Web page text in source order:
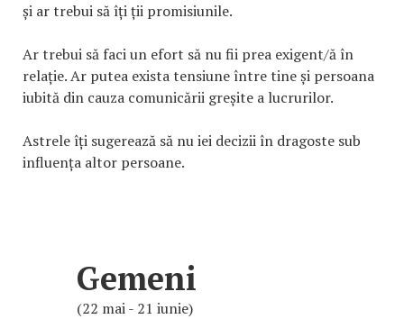
și ar trebui să îți ții promisiunile.
Ar trebui să faci un efort să nu fii prea exigent/ă în
relație. Ar putea exista tensiune între tine și persoana
iubită din cauza comunicării greșite a lucrurilor.
Astrele îți sugerează să nu iei decizii în dragoste sub
influența altor persoane.
Gemeni
(22 mai - 21 iunie)